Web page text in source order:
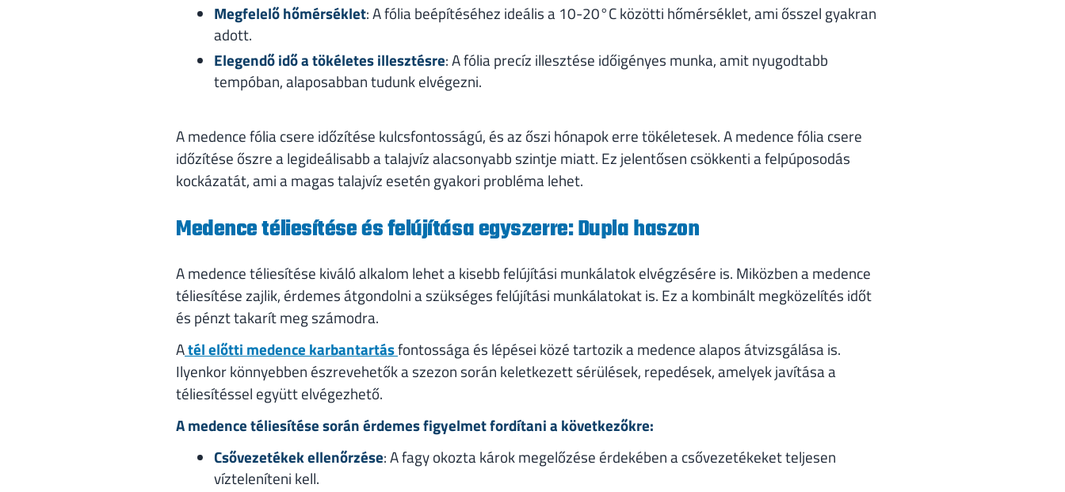
Megfelelő hőmérséklet: A fólia beépítéséhez ideális a 10-20°C közötti hőmérséklet, ami ősszel gyakran
adott.
Elegendő idő a tökéletes illesztésre: A fólia precíz illesztése időigényes munka, amit nyugodtabb
tempóban, alaposabban tudunk elvégezni.
A medence fólia csere időzítése kulcsfontosságú, és az őszi hónapok erre tökéletesek. A medence fólia csere
időzítése őszre a legideálisabb a talajvíz alacsonyabb szintje miatt. Ez jelentősen csökkenti a felpúposodás
kockázatát, ami a magas talajvíz esetén gyakori probléma lehet.
Medence téliesítése és felújítása egyszerre: Dupla haszon
A medence téliesítése kiváló alkalom lehet a kisebb felújítási munkálatok elvégzésére is. Miközben a medence
téliesítése zajlik, érdemes átgondolni a szükséges felújítási munkálatokat is. Ez a kombinált megközelítés időt
és pénzt takarít meg számodra.
Atél előtti medence karbantartásfontossága és lépései közé tartozik a medence alapos átvizsgálása is.
Ilyenkor könnyebben észrevehetők a szezon során keletkezett sérülések, repedések, amelyek javítása a
téliesítéssel együtt elvégezhető.
A medence téliesítése során érdemes figyelmet fordítani a következőkre:
Csővezetékek ellenőrzése: A fagy okozta károk megelőzése érdekében a csővezetékeket teljesen
vízteleníteni kell.